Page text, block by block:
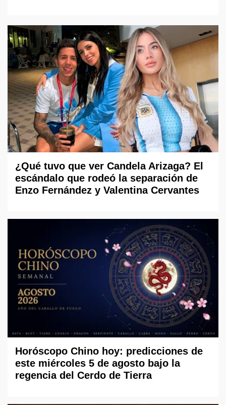
¿Qué tuvo que ver Candela Arizaga? El
escándalo que rodeó la separación de
Enzo Fernández y Valentina Cervantes
Horóscopo Chino hoy: predicciones de
este miércoles 5 de agosto bajo la
regencia del Cerdo de Tierra